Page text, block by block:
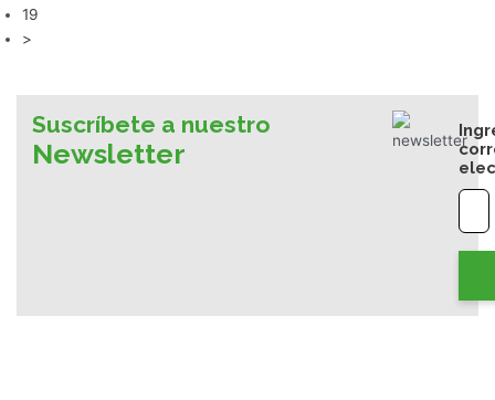
19
>
Suscríbete a nuestro
Newsletter